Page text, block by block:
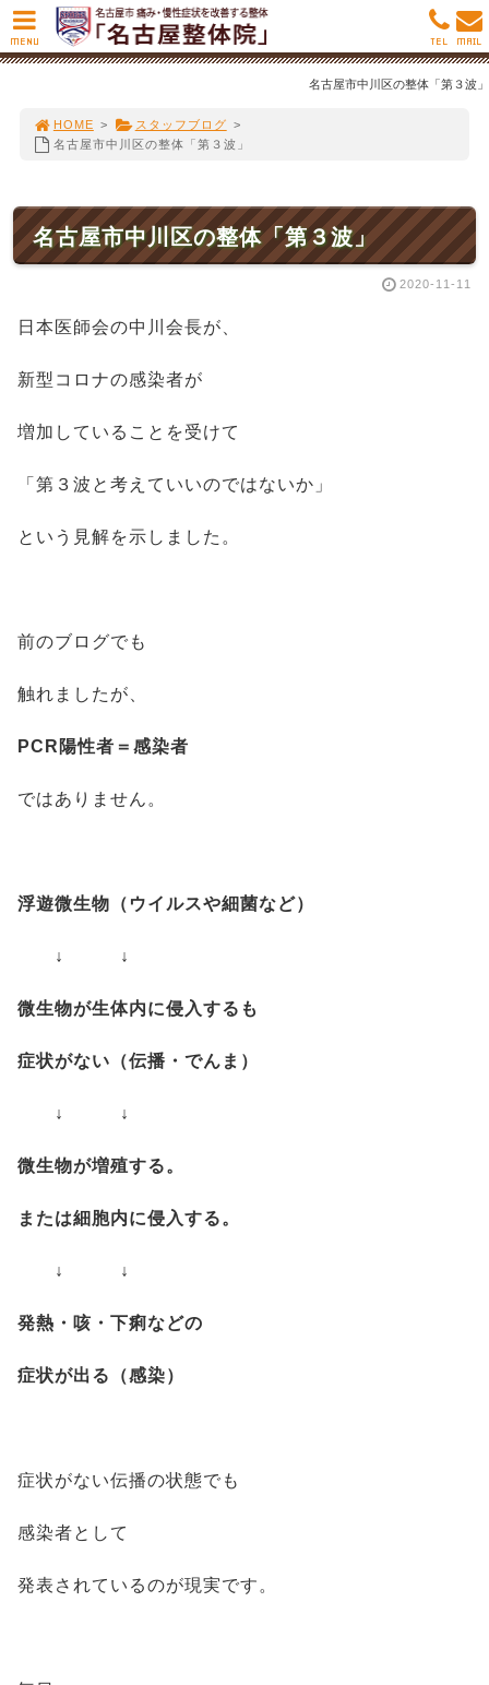
名古屋市中川区の整体「第３波」
HOME > スタッフブログ >
名古屋市中川区の整体「第３波」
名古屋市中川区の整体「第３波」
2020-11-11
日本医師会の中川会長が、
新型コロナの感染者が
増加していることを受けて
「第３波と考えていいのではないか」
という見解を示しました。
前のブログでも
触れましたが、
PCR陽性者＝感染者
ではありません。
浮遊微生物（ウイルスや細菌など）
↓ ↓
微生物が生体内に侵入するも
症状がない（伝播・でんま）
↓ ↓
微生物が増殖する。
または細胞内に侵入する。
↓ ↓
発熱・咳・下痢などの
症状が出る（感染）
症状がない伝播の状態でも
感染者として
発表されているのが現実です。
MENU MAIL
TEL